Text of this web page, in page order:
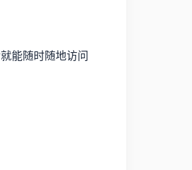
能随时随地访问